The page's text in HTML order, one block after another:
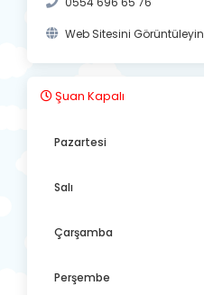
Web Sitesini Görüntüleyin
Şuan Kapalı
Pazartesi
Salı
Çarşamba
Perşembe